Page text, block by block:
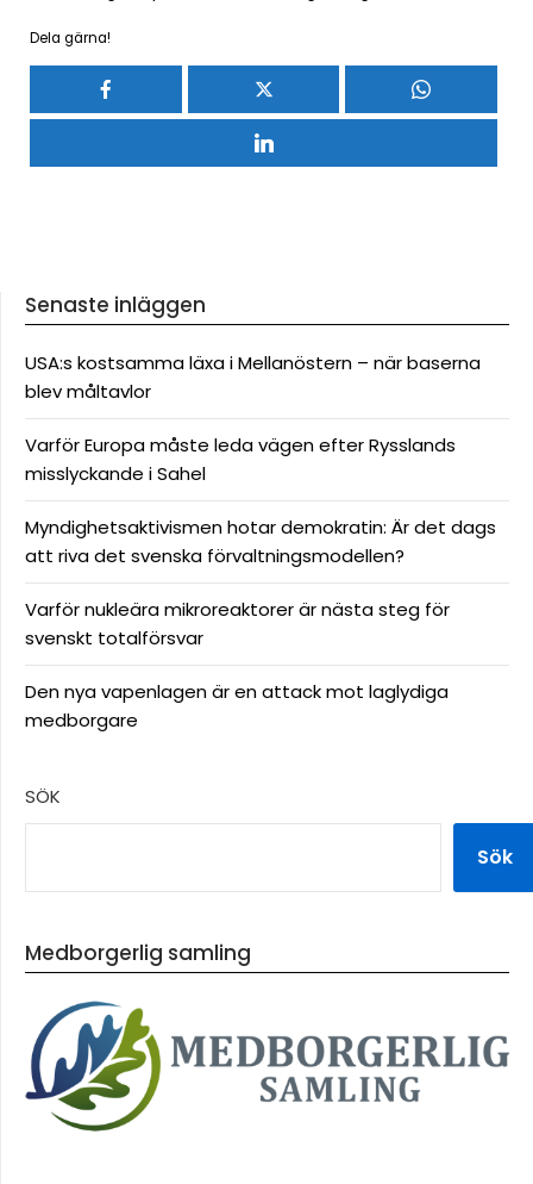
Dela gärna!
Senaste inläggen
USA:s kostsamma läxa i Mellanöstern – när baserna
blev måltavlor
Varför Europa måste leda vägen efter Rysslands
misslyckande i Sahel
Myndighetsaktivismen hotar demokratin: Är det dags
att riva det svenska förvaltningsmodellen?
Varför nukleära mikroreaktorer är nästa steg för
svenskt totalförsvar
Den nya vapenlagen är en attack mot laglydiga
medborgare
SÖK
Sök
Medborgerlig samling